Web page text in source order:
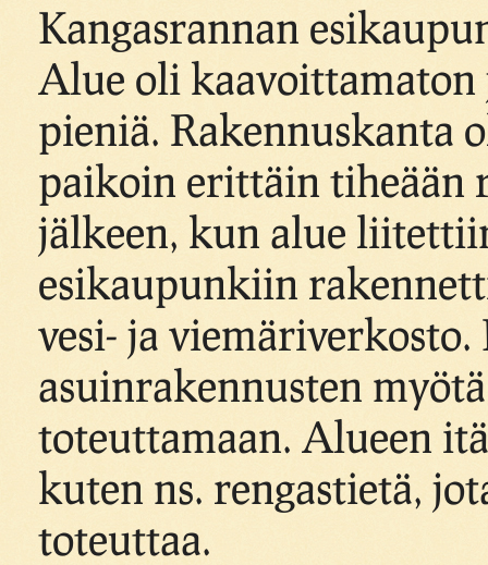
Kangasrannan
Alue oli
pieniä. Rakennuskanta
paikoin erittäin tiheään
jälkeen, kun alue
esikaupunkiin
vesi- ja
asuinrakennusten
toteuttamaan. Alueen
kuten ns. rengastietä,
toteuttaa.